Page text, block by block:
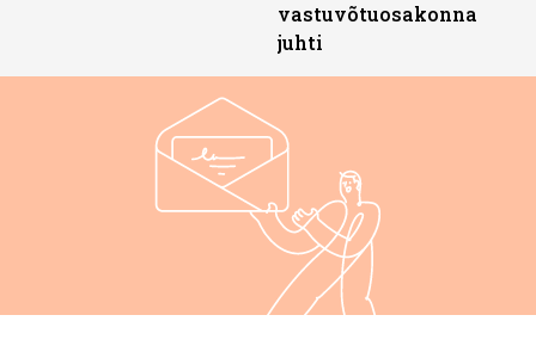
vastuvõtuosakonna
juhti